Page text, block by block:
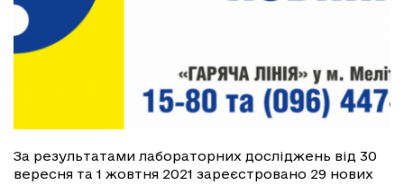
За результатами лабораторних досліджень від 30
вересня та 1 жовтня 2021 зареєстровано 29 нових